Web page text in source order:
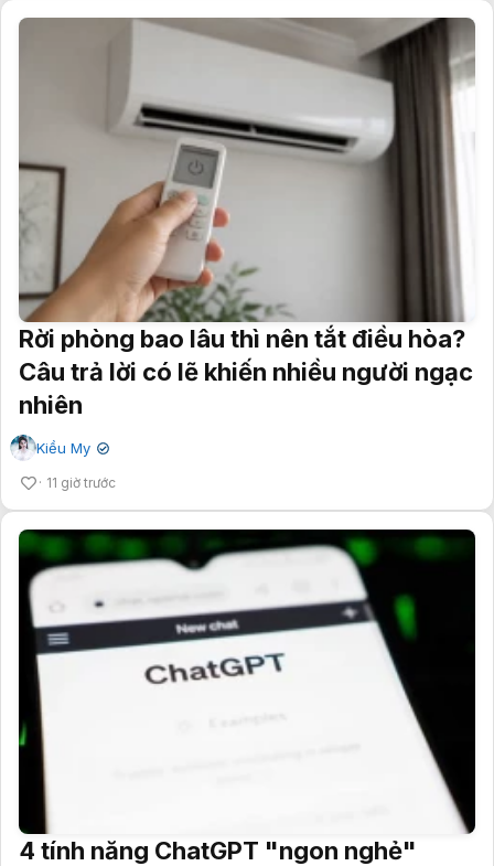
Rời phòng bao lâu thì nên tắt điều hòa?
Câu trả lời có lẽ khiến nhiều người ngạc
nhiên
Kiều My ✔
11 giờ trước
4 tính năng ChatGPT "ngon nghẻ"